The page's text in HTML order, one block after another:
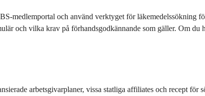
medlemportal och använd verktyget för läkemedelssökning
och vilka krav på förhandsgodkännande som gäller. Om du
arbetsgivarplaner, vissa statliga affiliates och recept för